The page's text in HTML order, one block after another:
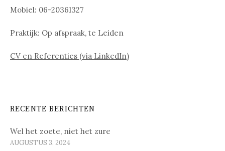
Mobiel: 06-20361327
Praktijk: Op afspraak, te Leiden
CV en Referenties (via LinkedIn)
RECENTE BERICHTEN
Wel het zoete, niet het zure
AUGUSTUS 3, 2024